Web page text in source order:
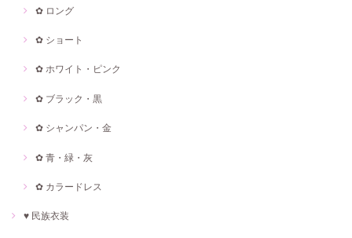
✿ ロング
✿ ショート
✿ ホワイト・ピンク
✿ ブラック・黒
✿ シャンパン・金
✿ 青・緑・灰
✿ カラードレス
♥ 民族衣装